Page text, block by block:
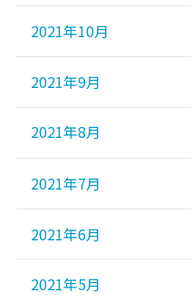
2021年10月
2021年9月
2021年8月
2021年7月
2021年6月
2021年5月